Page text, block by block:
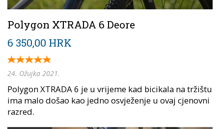
Polygon XTRADA 6 Deore
6 350,00 HRK
24. Ožujka 2021.
Polygon XTRADA 6 je u vrijeme kad bicikala na tržištu
ima malo došao kao jedno osvježenje u ovaj cjenovni
razred.